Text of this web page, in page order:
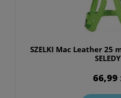
SZELKI Mac Leather 25
66,99